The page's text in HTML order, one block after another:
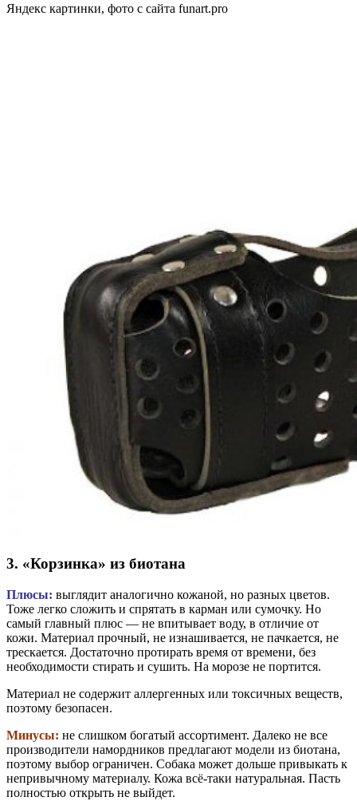
Яндекс картинки, фото с сайта funart.pro
3. «Корзинка» из биотана
Плюсы: выглядит аналогично кожаной, но разных цветов.
Тоже легко сложить и спрятать в карман или сумочку. Но
самый главный плюс — не впитывает воду, в отличие от
кожи. Материал прочный, не изнашивается, не пачкается, не
трескается. Достаточно протирать время от времени, без
необходимости стирать и сушить. На морозе не портится.
Материал не содержит аллергенных или токсичных веществ,
поэтому безопасен.
Минусы: не слишком богатый ассортимент. Далеко не все
производители намордников предлагают модели из биотана,
поэтому выбор ограничен. Собака может дольше привыкать к
непривычному материалу. Кожа всё-таки натуральная. Пасть
полностью открыть не выйдет.